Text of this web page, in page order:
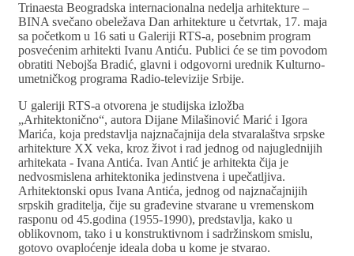
Trinaesta Beogradska internacionalna nedelja arhitekture –
BINA svečano obeležava Dan arhitekture u četvrtak, 17. maja
sa početkom u 16 sati u Galeriji RTS-a, posebnim program
posvećenim arhitekti Ivanu Antiću. Publici će se tim povodom
obratiti Nebojša Bradić, glavni i odgovorni urednik Kulturno-
umetničkog programa Radio-televizije Srbije.
U galeriji RTS-a otvorena je studijska izložba
„Arhitektonično“, autora Dijane Milašinović Marić i Igora
Marića, koja predstavlja najznačajnija dela stvaralaštva srpske
arhitekture XX veka, kroz život i rad jednog od najuglednijih
arhitekata - Ivana Antića. Ivan Antić je arhitekta čija je
nedvosmislena arhitektonika jedinstvena i upečatljiva.
Arhitektonski opus Ivana Antića, jednog od najznačajnijih
srpskih graditelja, čije su građevine stvarane u vremenskom
rasponu od 45.godina (1955-1990), predstavlja, kako u
oblikovnom, tako i u konstruktivnom i sadržinskom smislu,
gotovo ovaploćenje ideala doba u kome je stvarao.